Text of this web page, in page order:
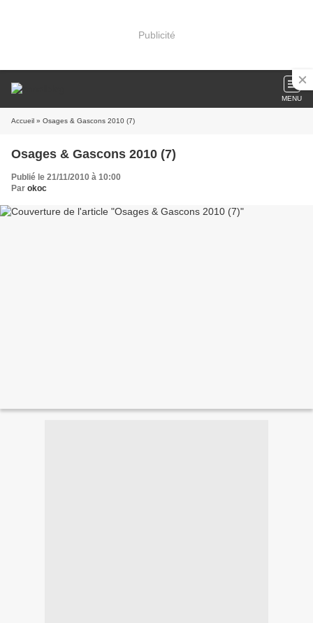
Publicité
MENU
Accueil » Osages & Gascons 2010 (7)
Osages & Gascons 2010 (7)
Publié le 21/11/2010 à 10:00
Par okoc